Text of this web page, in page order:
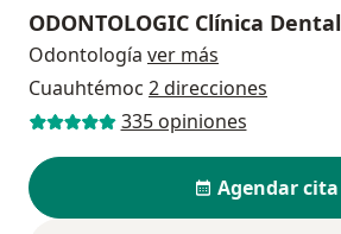
ODONTOLOGIC Clínica Dental
Odontología ver más
Cuauhtémoc 2 direcciones
335 opiniones
Agendar cita